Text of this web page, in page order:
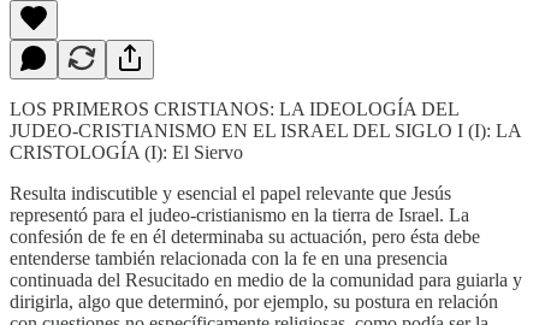
LOS PRIMEROS CRISTIANOS: LA IDEOLOGÍA DEL
JUDEO-CRISTIANISMO EN EL ISRAEL DEL SIGLO I (I): LA
CRISTOLOGÍA (I): El Siervo
Resulta indiscutible y esencial el papel relevante que Jesús
representó para el judeo-cristianismo en la tierra de Israel. La
confesión de fe en él determinaba su actuación, pero ésta debe
entenderse también relacionada con la fe en una presencia
continuada del Resucitado en medio de la comunidad para guiarla y
dirigirla, algo que determinó, por ejemplo, su postura en relación